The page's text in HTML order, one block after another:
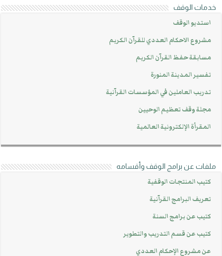
خدمات الوقف
استديو الوقف
مشروع الاحكام العددي للقرآن الكريم
مسابقة حفظ القرآن الكريم
تفسير المدينة المنورة
تدريب العاملين في المؤسسات القرآنية
مجلة وقف تعظيم الوحيين
المقرأة الإلكترونية العالمية
ملفات عن برامج الوقف وأقسامه
كتيب المنتجات الوقفية
تعريف البرامج القرآنية
كتيب عن برامج السنة
كتيب عن قسم التدريب والتطوير
عن مشروع الإحكام العددي